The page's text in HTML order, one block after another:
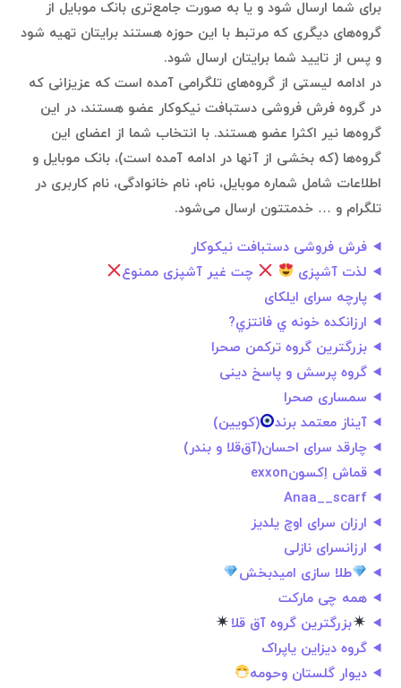
برای شما ارسال شود و یا به صورت جامع‌تری بانک موبایل از
گروه‌های دیگری که مرتبط با این حوزه هستند برایتان تهیه شود
و پس از تایید شما برایتان ارسال شود.
در ادامه لیستی از گروه‌های تلگرامی آمده است که عزیزانی که
در گروه فرش فروشی دستبافت نیکوکار عضو هستند، در این
گروه‌ها نیر اکثرا عضو هستند. با انتخاب شما از اعضای این
گروه‌ها (که بخشی از آنها در ادامه آمده است)، بانک موبایل و
اطلاعات شامل شماره موبایل، نام، نام خانوادگی، نام کاربری در
تلگرام و … خدمتتون ارسال می‌شود.
فرش فروشی دستبافت نیکوکار
لذت آشپزی
چت غیر آشپزی ممنوع
پارچه سرای ایلکای
ارزانكده خونه ي فانتزي?
بزرگترين گروه ترکمن صحرا
گروه پرسش و پاسخ دینی
سمساری صحرا
آيناز معتمد برند
(كويين)
چارقد سرای احسان(آق‌قلا و بندر)
قماش اِکسونexxon
Anaa__scarf
ارزان سرای اوچ یلدیز
ارزانسرای نازلی
طلا سازی امیدبخش
همه چی مارکت
بزرگترین گروه آق قلا
گروه دیزاین یاپراک
دیوار گلستان وحومه